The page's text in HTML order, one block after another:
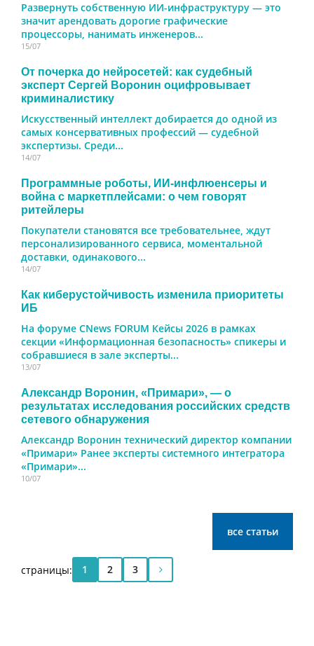
Развернуть собственную ИИ-инфраструктуру — это
значит арендовать дорогие графические
процессоры, нанимать инженеров...
15/07
От почерка до нейросетей: как судебный
эксперт Сергей Воронин оцифровывает
криминалистику
Искусственный интеллект добирается до одной из
самых консервативных профессий — судебной
экспертизы. Среди...
14/07
Программные роботы, ИИ-инфлюенсеры и
война с маркетплейсами: о чем говорят
ритейлеры
Покупатели становятся все требовательнее, ждут
персонализированного сервиса, моментальной
доставки, одинакового...
14/07
Как киберустойчивость изменила приоритеты
ИБ
На форуме CNews FORUM Кейсы 2026 в рамках
секции «Информационная безопасность» спикеры и
собравшиеся в зале эксперты...
13/07
Александр Воронин, «Примари», — о
результатах исследования российских средств
сетевого обнаружения
Александр Воронин технический директор компании
«Примари» Ранее эксперты системного интегратора
«Примари»...
10/07
все статьи
страницы: 1 2 3